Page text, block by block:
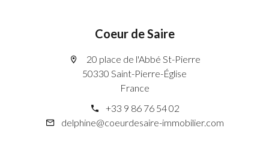
Coeur de Saire
20 place de l'Abbé St-Pierre
50330 Saint-Pierre-Église
France
+33 9 86 76 54 02
delphine@coeurdesaire-immobilier.com